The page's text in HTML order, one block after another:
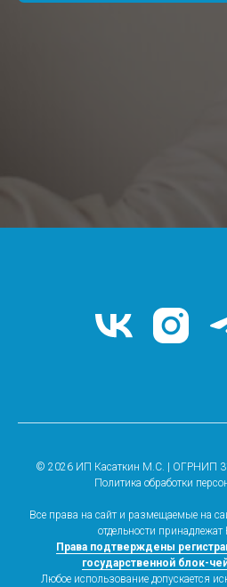
© 2026 ИП Касаткин М.С. | ОГРНИП
Политика обработки
Все права на сайт и размещаемые на
отдельности
Права подтверждены
государственной блок-
Любое использование допускается